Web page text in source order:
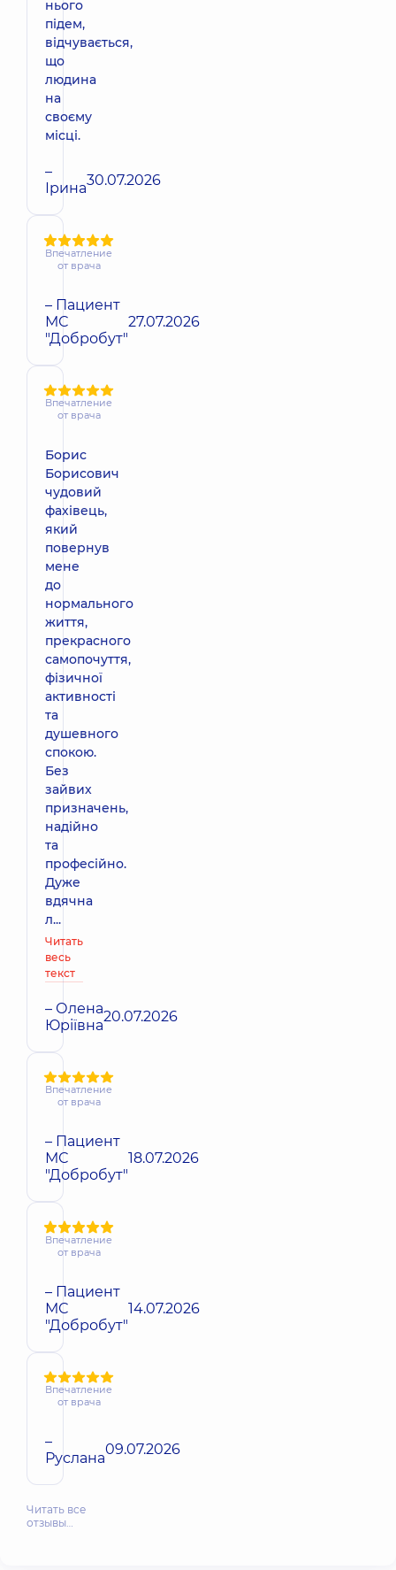
нього
підем,
відчувається,
що
людина
на
своєму
місці.
–
Ірина30.07.2026
Впечатление
от врача
– Пациент
МС
"Добробут"
27.07.2026
Впечатление
от врача
Борис
Борисович
чудовий
фахівець,
який
повернув
мене
до
нормального
життя,
прекрасного
самопочуття,
фізичної
активності
та
душевного
спокою.
Без
зайвих
призначень,
надійно
та
професійно.
Дуже
вдячна
л...
Читать
весь
текст
– Олена
Юріївна20.07.2026
Впечатление
от врача
– Пациент
МС
"Добробут"
18.07.2026
Впечатление
от врача
– Пациент
МС
"Добробут"
14.07.2026
Впечатление
от врача
–
Руслана09.07.2026
Читать все
отзывы…